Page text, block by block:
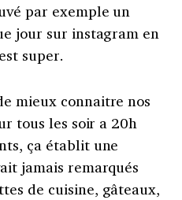
par exemple un
jour sur instagram en
super.
mieux connaitre nos
tous les soir a 20h
ça établit une
jamais remarqués
de cuisine, gâteaux,